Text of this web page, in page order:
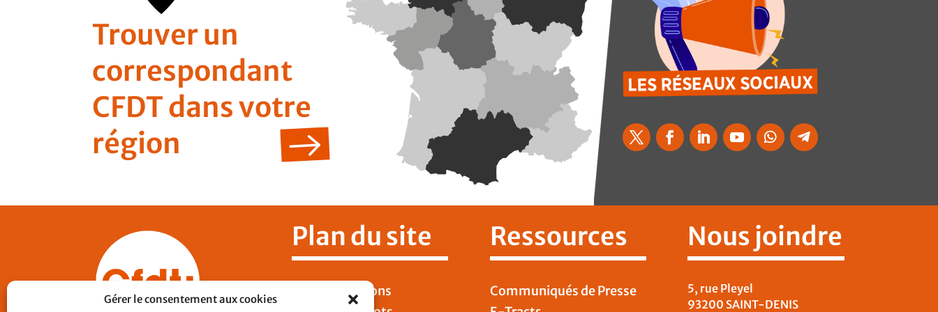
Gérer le consentement aux cookies
Trouver un
correspondant
CFDT dans votre
région
Plan du site
Nos Publications
Ressources
Communiqués de Presse
Nous joindre
5, rue Pleyel
93200 SAINT-DENIS